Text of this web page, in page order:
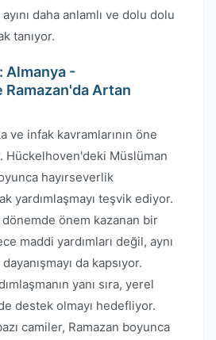
daha anlamlı ve dolu dolu
tanıyor.
Almanya -
Artan
ve infak kavramlarının öne
Hückelhoven'deki Müslüman
hayırseverlik
yardımlaşmayı teşvik ediyor.
önem kazanan bir
maddi yardımları değil, aynı
da kapsıyor.
yanı sıra, yerel
destek olmayı hedefliyor.
camiler, Ramazan boyunca